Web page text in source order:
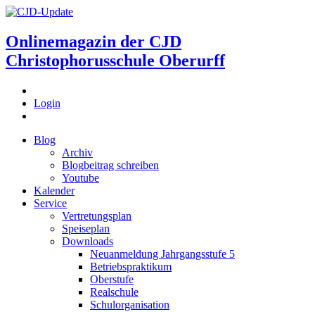
Onlinemagazin der CJD
Christophorusschule Oberurff
Login
Blog
Archiv
Blogbeitrag schreiben
Youtube
Kalender
Service
Vertretungsplan
Speiseplan
Downloads
Neuanmeldung Jahrgangsstufe 5
Betriebspraktikum
Oberstufe
Realschule
Schulorganisation